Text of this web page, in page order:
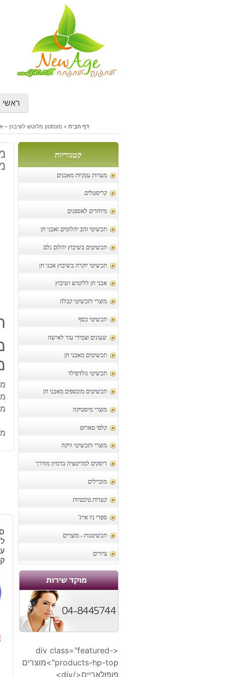
ראשי
דף הבית » מונסטון מלוטש לשיבוץ –
קטגוריות
מערות ענקיות מאבנים
קריסטלים
מיוחדים לאספנים
תכשיטי זהב יהלומים ואבני חן
תכשיטים בשיבוץ יהלום גלם
תכשיטי יוקרה בשיבוץ אבני חן
אבני חן לליטוש ושיבוץ
מוצרי ותכשיטי קבלה
תכשיטי כסף
שעונים וצמידי עור לאישה
תכשיטים מאבני חן
תכשיטי גולדפילד
תכשיטים מוכספים מאבני חן
מוצרי מיסטיקה
קלפי טארוט
מוצרי ותכשיטי וויקה
דיסקים למדיטציה בדמיון מודרך
מוביילים
קערות טיבטיות
ספרי ניו אייג'
תכשיטנות - מוצרים
ציורים
<div class="featured-
products-hp-top">מוצרים
פופולאריים</div>